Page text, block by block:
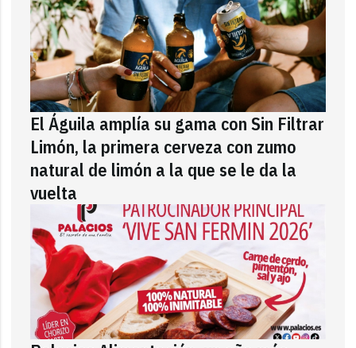
El Águila amplía su gama con Sin Filtrar
Limón, la primera cerveza con zumo
natural de limón a la que se le da la
vuelta